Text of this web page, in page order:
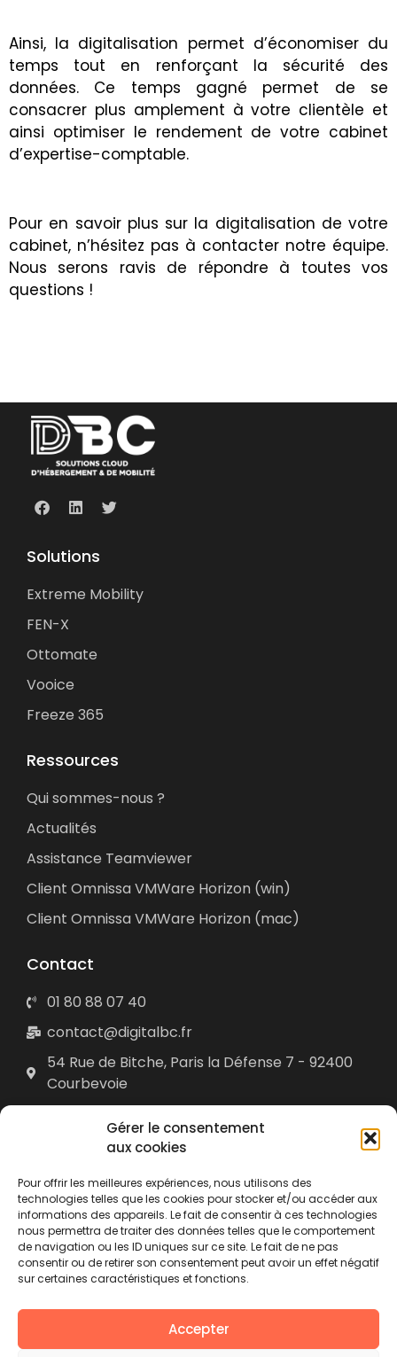
Gérer le consentement
aux cookies
Pour offrir les meilleures expériences, nous utilisons des
technologies telles que les cookies pour stocker et/ou accéder aux
informations des appareils. Le fait de consentir à ces technologies
nous permettra de traiter des données telles que le comportement
de navigation ou les ID uniques sur ce site. Le fait de ne pas
consentir ou de retirer son consentement peut avoir un effet négatif
sur certaines caractéristiques et fonctions.
Accepter
Ainsi, la digitalisation permet d’économiser du
temps tout en renforçant la sécurité des
données. Ce temps gagné permet de se
consacrer plus amplement à votre clientèle et
ainsi optimiser le rendement de votre cabinet
d’expertise-comptable.
Pour en savoir plus sur la digitalisation de votre
cabinet, n’hésitez pas à contacter notre équipe.
Nous serons ravis de répondre à toutes vos
questions !
Solutions
Extreme Mobility
FEN-X
Ottomate
Vooice
Freeze 365
Ressources
Qui sommes-nous ?
Actualités
Assistance Teamviewer
Client Omnissa VMWare Horizon (win)
Client Omnissa VMWare Horizon (mac)
Contact
01 80 88 07 40
contact@digitalbc.fr
54 Rue de Bitche, Paris la Défense 7 - 92400
Courbevoie
Digital Boost Consulting © 2025 • Tous droits réservés •
mentions légales • Plan du site
DBC propose Extreme Mobility, un hébergement cloud hautement sécurisé
de votre SI. Il s’agit d’une solution innovante qui fonctionne avec des
postes de travail virtualisés (VDI). Extreme Mobility est simple
d’utilisation, ultra performante et compatible avec toutes les applications
Windows comme avec celles de la profession (ACD, Sage, RevisAudit,
Cegid, RCA, Agiris, …). La sécurité de la solution est sans compromis :
infrastructures clientes intégralement cloisonnées hébergées dans un
datacenter Tier IV, authentification multi facteur, sauvegardes géo-
de vos utilisateurs et de votre consommation grâce au portail
de vos process métier (RPA/ETL) est également proposée par DBC.
relation clients et le SAV sont assurés par une équipe dynamique et